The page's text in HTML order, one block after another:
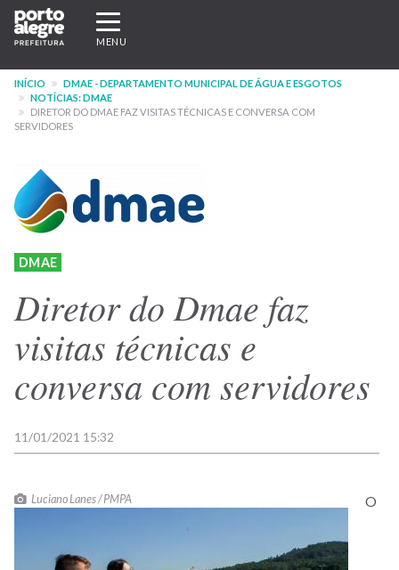
Pular
para
conteúdo
principal
Expandir/recolher
navegação
MENU
INÍCIO
DMAE - DEPARTAMENTO MUNICIPAL DE ÁGUA E ESGOTOS
NOTÍCIAS: DMAE
DIRETOR DO DMAE FAZ VISITAS TÉCNICAS E CONVERSA COM
SERVIDORES
DMAE
Diretor do Dmae faz
visitas técnicas e
conversa com servidores
11/01/2021 15:32
Luciano Lanes / PMPA O